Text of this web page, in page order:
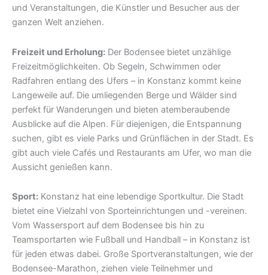
und Veranstaltungen, die Künstler und Besucher aus der
ganzen Welt anziehen.
Freizeit und Erholung: Der Bodensee bietet unzählige
Freizeitmöglichkeiten. Ob Segeln, Schwimmen oder
Radfahren entlang des Ufers – in Konstanz kommt keine
Langeweile auf. Die umliegenden Berge und Wälder sind
perfekt für Wanderungen und bieten atemberaubende
Ausblicke auf die Alpen. Für diejenigen, die Entspannung
suchen, gibt es viele Parks und Grünflächen in der Stadt. Es
gibt auch viele Cafés und Restaurants am Ufer, wo man die
Aussicht genießen kann.
Sport: Konstanz hat eine lebendige Sportkultur. Die Stadt
bietet eine Vielzahl von Sporteinrichtungen und -vereinen.
Vom Wassersport auf dem Bodensee bis hin zu
Teamsportarten wie Fußball und Handball – in Konstanz ist
für jeden etwas dabei. Große Sportveranstaltungen, wie der
Bodensee-Marathon, ziehen viele Teilnehmer und